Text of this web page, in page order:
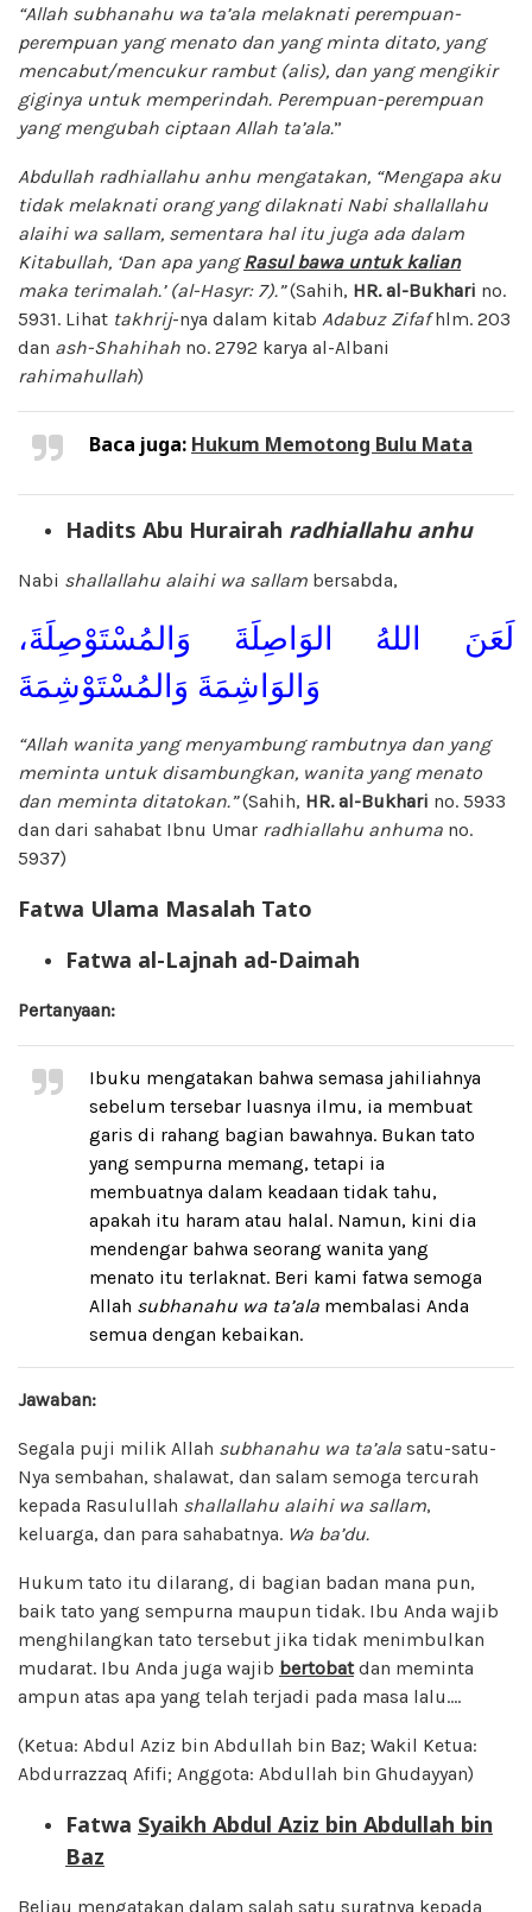
“Allah subhanahu wa ta’ala melaknati perempuan-
perempuan yang menato dan yang minta ditato, yang
mencabut/mencukur rambut (alis), dan yang mengikir
giginya untuk memperindah. Perempuan-perempuan
yang mengubah ciptaan Allah ta’ala.”
Abdullah radhiallahu anhu mengatakan, “Mengapa aku
tidak melaknati orang yang dilaknati Nabi shallallahu
alaihi wa sallam, sementara hal itu juga ada dalam
Kitabullah, ‘Dan apa yang Rasul bawa untuk kalian
maka terimalah.’ (al-Hasyr: 7).”(Sahih, HR. al-Bukhari no.
5931. Lihat takhrij-nya dalam kitab Adabuz Zifafhlm. 203
dan ash-Shahihah no. 2792 karya al-Albani
rahimahullah)
Baca juga: Hukum Memotong Bulu Mata
Hadits Abu Hurairah radhiallahu anhu
Nabi shallallahu alaihi wa sallam bersabda,
لَعَنَ اللهُ الوَاصِلَةَ وَالمُسْتَوْصِلَةَ،
وَالوَاشِمَةَ وَالمُسْتَوْشِمَةَ
“Allah wanita yang menyambung rambutnya dan yang
meminta untuk disambungkan, wanita yang menato
dan meminta ditatokan.”(Sahih, HR. al-Bukhari no. 5933
dan dari sahabat Ibnu Umar radhiallahu anhuma no.
5937)
Fatwa Ulama Masalah Tato
Fatwa al-Lajnah ad-Daimah
Pertanyaan:
Ibuku mengatakan bahwa semasa jahiliahnya
sebelum tersebar luasnya ilmu, ia membuat
garis di rahang bagian bawahnya. Bukan tato
yang sempurna memang, tetapi ia
membuatnya dalam keadaan tidak tahu,
apakah itu haram atau halal. Namun, kini dia
mendengar bahwa seorang wanita yang
menato itu terlaknat. Beri kami fatwa semoga
Allah subhanahu wa ta’ala membalasi Anda
semua dengan kebaikan.
Jawaban:
Segala puji milik Allah subhanahu wa ta’ala satu-satu-
Nya sembahan, shalawat, dan salam semoga tercurah
kepada Rasulullah shallallahu alaihi wa sallam,
keluarga, dan para sahabatnya. Wa ba’du.
Hukum tato itu dilarang, di bagian badan mana pun,
baik tato yang sempurna maupun tidak. Ibu Anda wajib
menghilangkan tato tersebut jika tidak menimbulkan
mudarat. Ibu Anda juga wajib bertobatdan meminta
ampun atas apa yang telah terjadi pada masa lalu….
(Ketua: Abdul Aziz bin Abdullah bin Baz; Wakil Ketua:
Abdurrazzaq Afifi; Anggota: Abdullah bin Ghudayyan)
Fatwa Syaikh Abdul Aziz bin Abdullah bin
Baz
Beliau mengatakan dalam salah satu suratnya kepada